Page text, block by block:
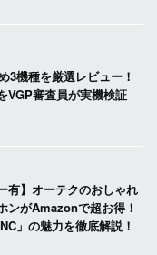
3機種を厳選レビュー！
VGP審査員が実機検証
有】オーテクのおしゃれ
ンがAmazonで超お得！
」の魅力を徹底解説！